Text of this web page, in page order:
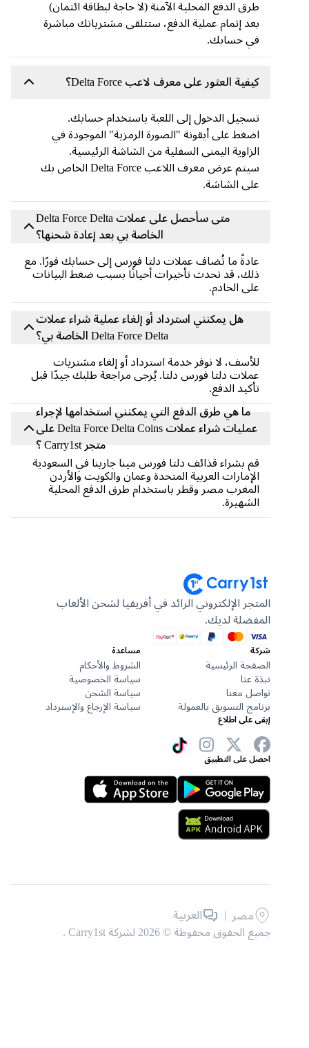
طرق الدفع المحلية الآمنة (لا حاجة لبطاقة ائتمان)
بعد إتمام عملية الدفع، ستتلقى مشترياتك مباشرة
في حسابك.
كيفية العثور على معرف لاعب Delta Force؟
تسجيل الدخول إلى اللعبة باستخدام حسابك.
اضغط على أيقونة "الصورة الرمزية" الموجودة في
الزاوية اليمنى السفلية من الشاشة الرئيسية.
سيتم عرض معرف اللاعب Delta Force الخاص بك
على الشاشة.
متى سأحصل على عملات Delta Force Delta
الخاصة بي بعد إعادة شحنها؟
عادةً ما تُضاف عملات دلتا فورس إلى حسابك فورًا. مع
ذلك، قد تحدث تأخيرات أحيانًا بسبب ضغط البيانات
على الخادم.
هل يمكنني استرداد أو إلغاء عملية شراء عملات
Delta Force Delta الخاصة بي؟
للأسف، لا نوفر خدمة استرداد أو إلغاء مشتريات
عملات دلتا فورس دلتا. يُرجى مراجعة طلبك جيدًا قبل
تأكيد الدفع.
ما هي طرق الدفع التي يمكنني استخدامها لإجراء
عمليات شراء عملات Delta Force Delta Coins على
قم بشراء قذائف دلتا فورس مينا جارينا في السعودية
الإمارات العربية المتحدة وعمان والكويت والأردن
المغرب مصر وقطر باستخدام طرق الدفع المحلية
الشهيرة.
المتجر الإلكتروني الرائد في أفريقيا لشحن الألعاب
المفضلة لديك.
الصفحة الرئيسية
نبذة عنا
تواصل معنا
برنامج التسويق بالعمولة
مساعدة
الشروط والأحكام
سياسة الخصوصية
سياسة الشحن
سياسة الإرجاع والإسترداد
إبقى على اطلاع
احصل على التطبيق
جميع الحقوق محفوظة © 2026 لشركة Carry1st .
مصر | العربية